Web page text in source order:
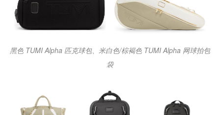
黑色 TUMI Alpha 匹克球包、米白色/棕褐色 TUMI Alpha 网球拍包
袋